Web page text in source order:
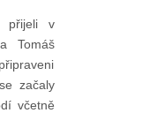
přijeli v
Tomáš
začaly
včetně